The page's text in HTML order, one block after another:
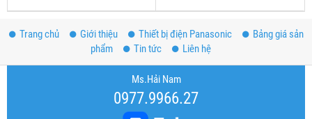
Trang chủ Giới thiệu Thiết bị điện Panasonic
Bảng giá sản
phẩm
Tin tức Liên hệ
Ms.Hải Nam
0977.9966.27